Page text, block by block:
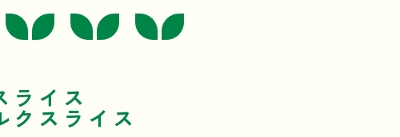
ライス
クスライス